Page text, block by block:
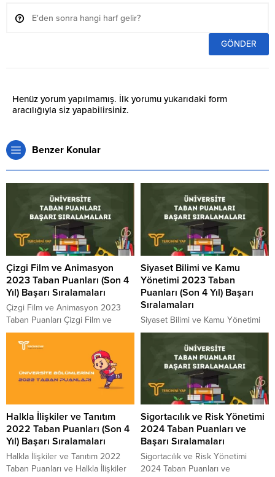
Henüz yorum yapılmamış. İlk yorumu yukarıdaki form
aracılığıyla siz yapabilirsiniz.
Benzer Konular
Çizgi Film ve Animasyon
2023 Taban Puanları (Son 4
Yıl) Başarı Sıralamaları
Çizgi Film ve Animasyon 2023
Taban Puanları Çizgi Film ve
Animasyon Başarı Sıralamaları
2023 Çizgi Film ve Animasyon
kaç puanla kapattı? Çizgi Film ve
Animasyon sıralaması. 2023
yılında sınava girecek adayların
başında gelen Çizgi Film ve
Animasyon Taban Puanları 2023
ve Çizgi Film ve Animasyon...
Siyaset Bilimi ve Kamu
Yönetimi 2023 Taban
Puanları (Son 4 Yıl) Başarı
Sıralamaları
Siyaset Bilimi ve Kamu Yönetimi
2023 Taban Puanları Siyaset
Bilimi ve Kamu Yönetimi Başarı
Sıralamaları 2023 Siyaset Bilimi ve
Kamu Yönetimi kaç puanla
kapattı? Siyaset Bilimi ve Kamu
Yönetimi sıralaması. 2023 yılında
sınava girecek adayların en çok
merak ettiği konuların başında
gelen Siyaset Bilimi ve Kamu
Yönetimi Taban Puanları 2023...
Halkla İlişkiler ve Tanıtım
2022 Taban Puanları (Son 4
Yıl) Başarı Sıralamaları
Halkla İlişkiler ve Tanıtım 2022
Taban Puanları ve Halkla İlişkiler
Sigortacılık ve Risk Yönetimi
2024 Taban Puanları ve
Başarı Sıralamaları
Sigortacılık ve Risk Yönetimi
2024 Taban Puanları ve